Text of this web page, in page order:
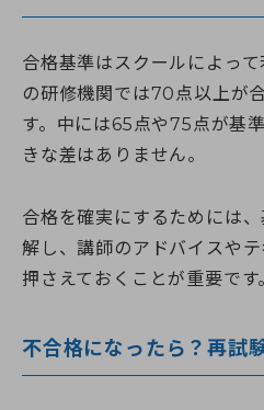
合格基準はスクールによっ
の研修機関では70点以上が
す。中には65点や75点が基
きな差はありません。
合格を確実にするためには
解し、講師のアドバイスや
押さえておくことが重要です
不合格になったら？再試